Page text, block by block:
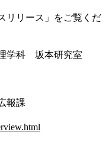
リリース」をご覧くだ
学科 坂本研究室
報課